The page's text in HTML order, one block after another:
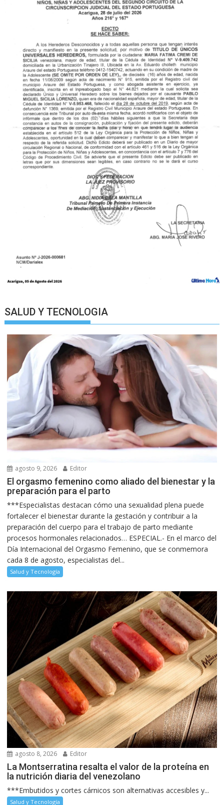
SALUD Y TECNOLOGIA
agosto 9, 2026 Editor
El orgasmo femenino como aliado del bienestar y la
preparación para el parto
***Especialistas destacan cómo una sexualidad plena puede
fortalecer el bienestar durante la gestación y contribuir a la
preparación del cuerpo para el trabajo de parto mediante
procesos hormonales relacionados… ESPECIAL.- En el marco del
Día Internacional del Orgasmo Femenino, que se conmemora
cada 8 de agosto, especialistas del...
Salud y Tecnología
agosto 8, 2026 Editor
La Montserratina resalta el valor de la proteína en
la nutrición diaria del venezolano
***Embutidos y cortes cárnicos son alternativas accesibles y...
Salud y Tecnología